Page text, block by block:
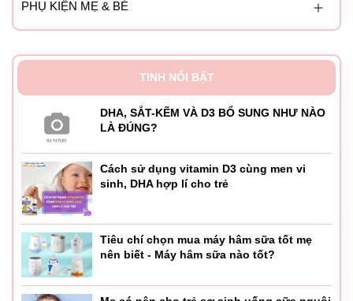
PHỤ KIỆN MẸ & BÉ
TINH NỔI BẬT
DHA, SẮT-KẼM VÀ D3 BỔ SUNG NHƯ NÀO
LÀ ĐÚNG?
Cách sử dụng vitamin D3 cùng men vi
sinh, DHA hợp lí cho trẻ
Tiêu chí chọn mua máy hâm sữa tốt mẹ
nên biết - Máy hâm sữa nào tốt?